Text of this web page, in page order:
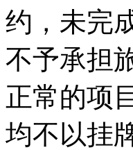
约，未完
不予承担
正常的项
均不以挂